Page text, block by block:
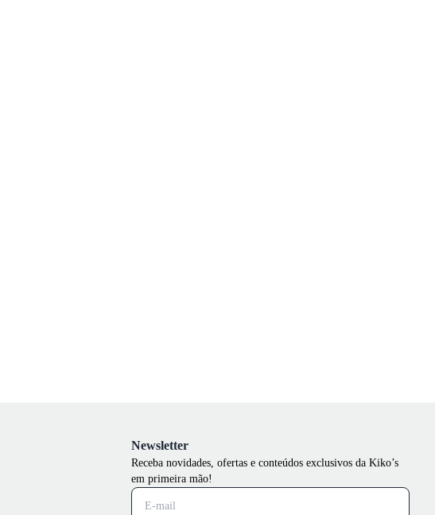
Newsletter
Receba novidades, ofertas e conteúdos exclusivos da Kiko’s
em primeira mão!